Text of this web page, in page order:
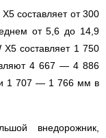
составляет от 300
от 5,6 до 14,9
составляет 1 750
4 667 — 4 886
1 707 — 1 766 мм в
внедорожник,